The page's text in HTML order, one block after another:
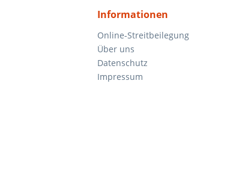
Informationen
Online-Streitbeilegung
Über uns
Datenschutz
Impressum